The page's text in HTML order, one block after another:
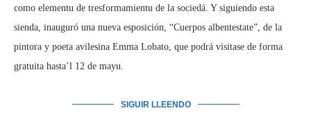
como elementu de tresformamientu de la sociedá. Y siguiendo esta
sienda, inauguró una nueva esposición, “Cuerpos albentestate”, de la
pintora y poeta avilesina Emma Lobato, que podrá visitase de forma
gratuita hasta’l 12 de mayu.
SIGUIR LLEENDO